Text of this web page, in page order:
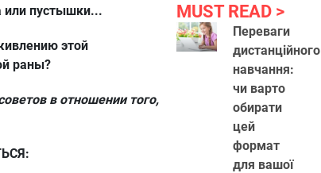
или пустышки...
этой
раны?
в отношении того,
MUST READ
Переваги
дистанційного
навчання:
чи варто
обирати
цей
формат
для вашої